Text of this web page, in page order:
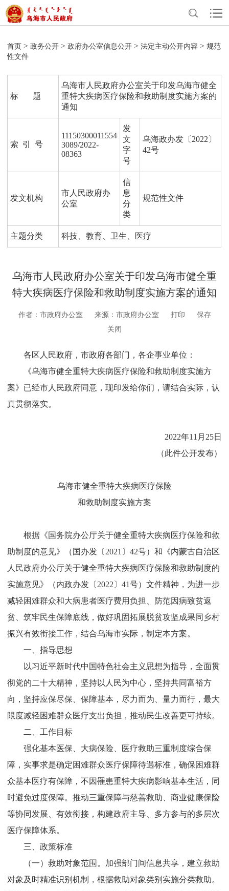
首页 >政务公开 >政府办公室信息公开 >法定主动公开内容 >规范
性文件
标 题
乌海市人民政府办公室关于印发乌海市健全
重特大疾病医疗保险和救助制度实施方案的
通知
索 引 号
11150300011554
3089/2022-
08363
发
文
字
号
乌海政办发〔2022〕
42号
发文机构
市人民政府办
公室
信
息
分
类
规范性文件
主题分类 科技、教育、卫生、医疗
乌海市人民政府办公室关于印发乌海市健全重
特大疾病医疗保险和救助制度实施方案的通知
作者：市政府办公室 来源：市政府办公室 打印
保存
关闭
各区人民政府，市政府各部门，各企事业单位：
《乌海市健全重特大疾病医疗保险和救助制度实施方
案》已经市人民政府同意，现印发给你们，请结合实际，认
真贯彻落实。
2022年11 月 25日
（此件公开发布）
乌海市健全重特大疾病医疗保险
和救助制度实施方案
根据《国务院办公厅关于健全重特大疾病医疗保险和救
助制度的意见》（国办发〔 2021 〕42号）和 《内蒙古自治区
人民政府办公厅关于健全重特大疾病医疗保险和救助制度的
实施意见》
（内政办发〔 2022 〕41号）文件精神，为进一步
减轻困难群众和大病患者医疗费用负担、防范因病致贫返
贫、筑牢民生保障底线，做好巩固拓展脱贫攻坚成果同乡村
振兴有效衔接工作，结合乌海市实际，制定本方案。
一、指导思想
以习近平新时代中国特色社会主义思想为指导，全面贯
彻党的二十大精神，坚持以人民为中心，坚持共同富裕方
向，坚持应保尽保、保障基本，尽力而为、量力而行，最大
限度减轻困难群众医疗支出负担，推动民生改善更可持续。
二、工作目标
强化基本医保、大病保险、医疗救助三重制度综合保
障，实事求是确定困难群众医疗保障待遇标准，确保困难群
众基本医疗有保障，不因罹患重特大疾病影响基本生活，同
时避免过度保障。推动三重保障与慈善救助、商业健康保险
等协同发展、有效衔接，构建政府主导、多方参与的多层次
医疗保障体系。
三、政策标准
（一）救助对象范围。 加强部门间信息共享，建立救助
对象及时精准识别机制，根据救助对象类别实施分类救助。